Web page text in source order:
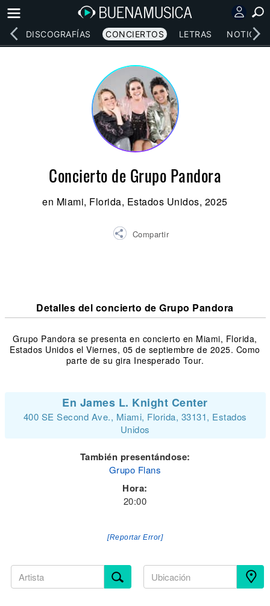
DISCOGRAFÍAS CONCIERTOS LETRAS NOTICIAS
Concierto de Grupo Pandora
en Miami, Florida, Estados Unidos, 2025
Compartir
Detalles del concierto de Grupo Pandora
Grupo Pandora se presenta en concierto en Miami, Florida,
Estados Unidos el Viernes, 05 de septiembre de 2025. Como
parte de su gira Inesperado Tour.
En James L. Knight Center
400 SE Second Ave., Miami, Florida, 33131, Estados
Unidos
También presentándose:
Grupo Flans
Hora:
20:00
[Reportar Error]